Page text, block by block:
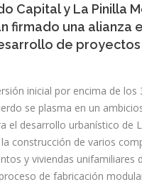
Capital y La Pinilla
firmado una alianza
de
inicial por encima de los
se plasma en un
el desarrollo urbanístico de
construcción de varios
y viviendas unifamiliares
de fabricación